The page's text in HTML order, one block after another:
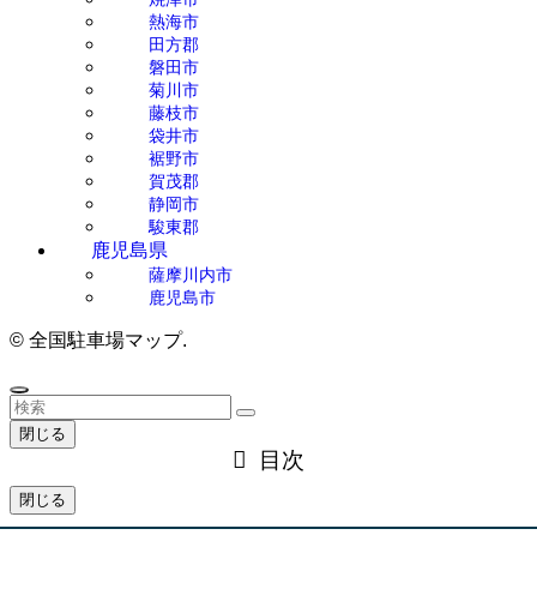
熱海市
田方郡
磐田市
菊川市
藤枝市
袋井市
裾野市
賀茂郡
静岡市
駿東郡
鹿児島県
薩摩川内市
鹿児島市
© 全国駐車場マップ.
閉じる
目次
閉じる